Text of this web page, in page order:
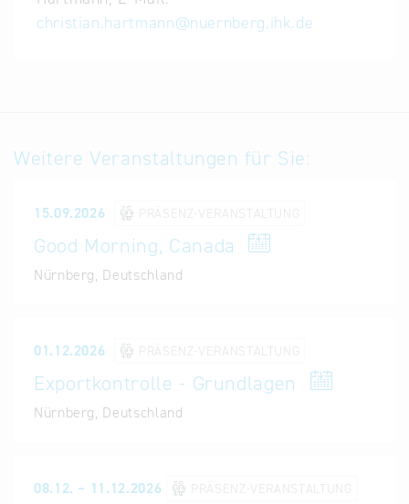
Förderinstrumente des Bundes anbieten.
- Das Akkreditiv – Funktionsweise, Do’s & Don’ts,
- Staatliche Exportkreditgarantien – Wie, wann &
wo?
- Unterschiede zw. Garantien und Bürgschaften
- Vor- und Nachteile
- Absicherung und Finanzierung
christian.hartmann@nuernberg.ihk.de
Weitere Veranstaltungen für Sie:
15.09.2026 PRÄSENZ-VERANSTALTUNG
Good Morning, Canada
Nürnberg, Deutschland
01.12.2026 PRÄSENZ-VERANSTALTUNG
Exportkontrolle - Grundlagen
Nürnberg, Deutschland
08.12. – 11.12.2026 PRÄSENZ-VERANSTALTUNG